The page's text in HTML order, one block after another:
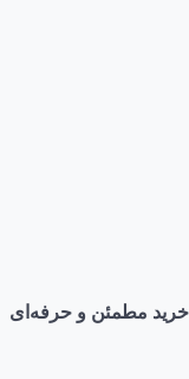
خرید مطمئن و حرفه‌ای